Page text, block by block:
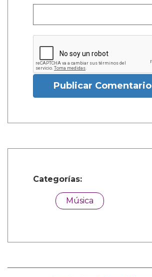
Publicar Comentario
Categorías:
Música